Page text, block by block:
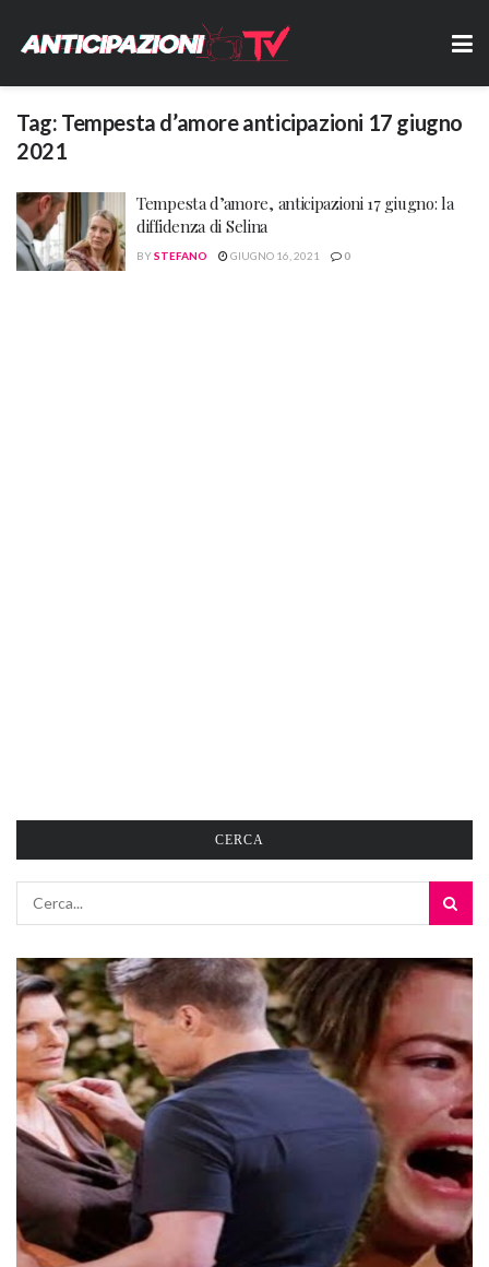
Tag: Tempesta d’amore anticipazioni 17 giugno
2021
Tempesta d’amore, anticipazioni 17 giugno: la
diffidenza di Selina
BYSTEFANO GIUGNO 16, 2021 0
CERCA